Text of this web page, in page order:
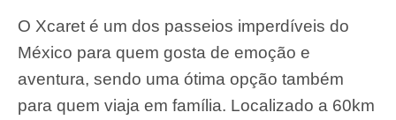
O Xcaret é um dos passeios imperdíveis do
México para quem gosta de emoção e
aventura, sendo uma ótima opção também
para quem viaja em família. Localizado a 60km